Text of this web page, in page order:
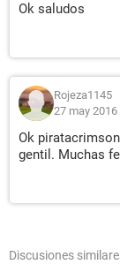
Ok saludos
Rojeza1145
27 may
Ok
gentil. Muchas
Discusiones